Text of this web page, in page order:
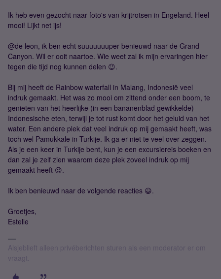
Ik heb even gezocht naar foto's van krijtrotsen in Engeland. Heel
mooi! Lijkt net ijs!
@de leon, ik ben echt suuuuuuuper benieuwd naar de Grand
Canyon. Wil er ooit naartoe. Wie weet zal ik mijn ervaringen hier
tegen die tijd nog kunnen delen 😉.
Bij mij heeft de Rainbow waterfall in Malang, Indonesië veel
indruk gemaakt. Het was zo mooi om zittend onder een boom, te
genieten van het heerlijke (in een bananenblad gewikkelde)
Indonesische eten, terwijl je tot rust komt door het geluid van het
water. Een andere plek dat veel indruk op mij gemaakt heeft, was
toch wel Pamukkale in Turkije. Ik ga er niet te veel over zeggen.
Als je een keer in Turkije bent, kun je een excursiereis boeken en
dan zal je zelf zien waarom deze plek zoveel indruk op mij
gemaakt heeft 😉.
Ik ben benieuwd naar de volgende reacties 😃.
Groetjes,
Estelle
Alsjeblieft alleen privéberichten sturen als een moderator er om
vraagt.